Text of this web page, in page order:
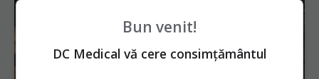
Bun venit!
DC Medical vă cere consimțământul